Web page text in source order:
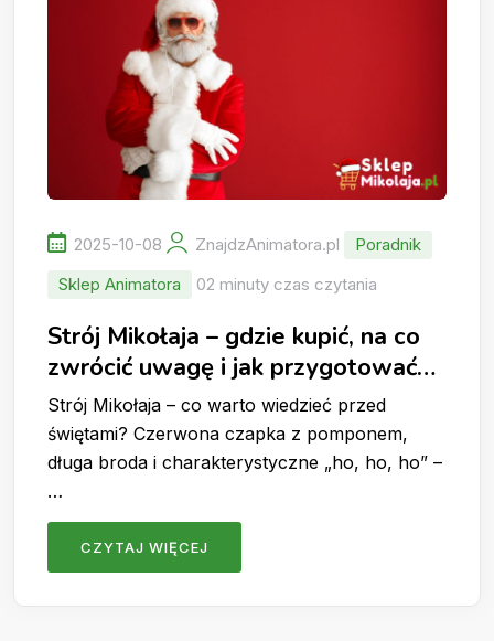
2025-10-08 ZnajdzAnimatora.pl
Poradnik
Sklep Animatora
02 minuty czas czytania
Strój Mikołaja – gdzie kupić, na co
zwrócić uwagę i jak przygotować
się do roli Świętego Mikołaja
Strój Mikołaja – co warto wiedzieć przed
świętami? Czerwona czapka z pomponem,
długa broda i charakterystyczne „ho, ho, ho” –
…
CZYTAJ WIĘCEJ